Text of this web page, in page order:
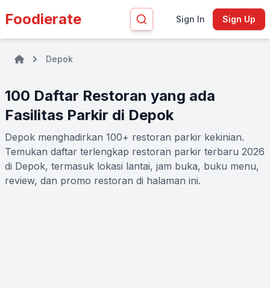
Foodierate Sign In Sign Up
Depok
100 Daftar Restoran yang ada
Fasilitas Parkir di Depok
Depok menghadirkan 100+ restoran parkir kekinian.
Temukan daftar terlengkap restoran parkir terbaru 2026
di Depok, termasuk lokasi lantai, jam buka, buku menu,
review, dan promo restoran di halaman ini.